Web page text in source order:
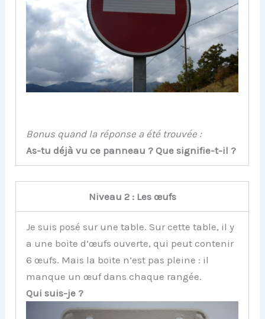
Bonus quand la réponse a été trouvée :
As-tu déjà vu ce panneau ? Que signifie-t-il ?
Niveau 2 : Les œufs
Je suis posé sur une table. Sur cette table, il y
a une boite d’œufs ouverte, qui peut contenir
6 œufs. Mais la boite n’est pas pleine : il
manque un œuf dans chaque rangée.
Qui suis-je ?